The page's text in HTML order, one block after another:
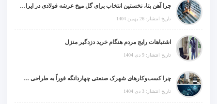
چرا آهن بتا، نخستین انتخاب برای گل میخ عرشه فولادی در ایران است؟
تاریخ انتشار: 26 بهمن 1404
اشتباهات رایج مردم هنگام خرید دزدگیر منزل
تاریخ انتشار: 9 دی 1404
چرا کسب‌وکارهای شهرک صنعتی چهاردانگه فوراً به طراحی سایت نیاز دارند؟
تاریخ انتشار: 3 دی 1404